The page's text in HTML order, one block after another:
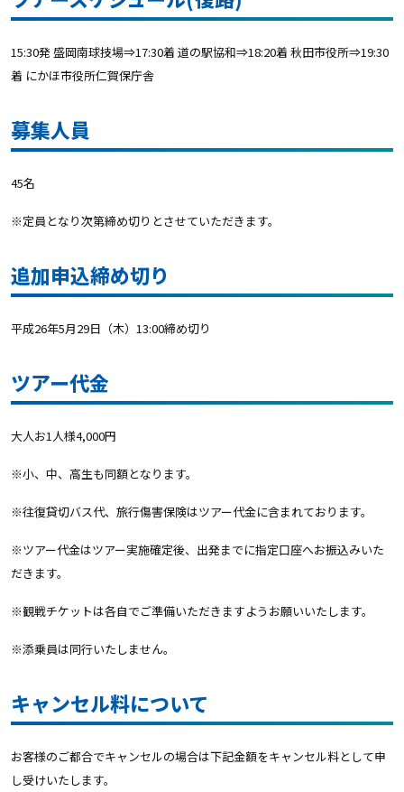
15:30発 盛岡南球技場⇒17:30着 道の駅協和⇒18:20着 秋田市役所⇒19:30
着 にかほ市役所仁賀保庁舎
募集人員
45名
※定員となり次第締め切りとさせていただきます。
追加申込締め切り
平成26年5月29日（木）13:00締め切り
ツアー代金
大人お1人様4,000円
※小、中、高生も同額となります。
※往復貸切バス代、旅行傷害保険はツアー代金に含まれております。
※ツアー代金はツアー実施確定後、出発までに指定口座へお振込みいた
だきます。
※観戦チケットは各自でご準備いただきますようお願いいたします。
※添乗員は同行いたしません。
キャンセル料について
お客様のご都合でキャンセルの場合は下記金額をキャンセル料として申
し受けいたします。